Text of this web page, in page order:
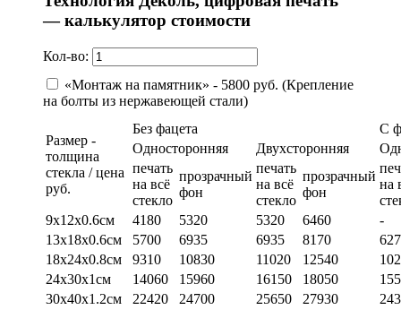
— калькулятор стоимости
Кол-во:
«Монтаж на памятник» - 5800 руб. (Крепление
на болты из нержавеющей стали)
Размер -
толщина
стекла / цена
руб.
Без фацета
С
Односторонняя
Двухсторонняя
печать
на всё
стекло
прозрачный
фон
печать
на всё
стекло
прозрачный
фон
на
9х12х0.6см
4180 5320 5320 6460
-
13х18х0.6см
5700 6935 6935 8170
18х24х0.8см
9310 10830 11020 12540
24х30х1см
14060 15960 16150 18050
30х40х1.2см
22420 24700 25650 27930